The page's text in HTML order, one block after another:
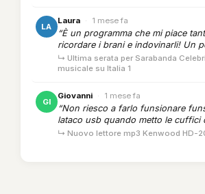
LA
Laura · 1 mese fa
“È un programma che mi piace
ricordare i brani e indovinarli! Un
↳ Ultima serata per Sarabanda
musicale su Italia 1
GI
Giovanni · 1 mese fa
“Non riesco a farlo funsionare
lataco usb quando metto le cuffici
↳ Nuovo lettore mp3 Kenwood HD-